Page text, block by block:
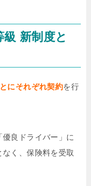
新制度と
にそれぞれ契約を行
良ドライバー」に
く、保険料を受取